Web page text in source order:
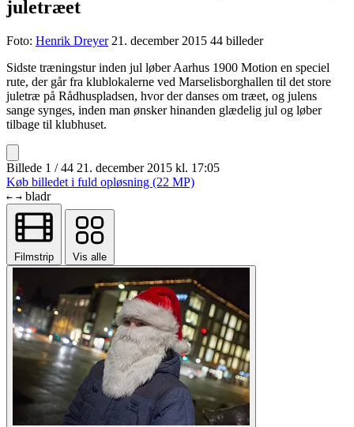
juletræet
Foto: Henrik Dreyer 21. december 2015 44 billeder
Sidste træningstur inden jul løber Aarhus 1900 Motion en speciel
rute, der går fra klublokalerne ved Marselisborghallen til det store
juletræ på Rådhuspladsen, hvor der danses om træet, og julens
sange synges, inden man ønsker hinanden glædelig jul og løber
tilbage til klubhuset.
Billede 1 / 44 21. december 2015 kl. 17:05
Køb billedet i fuld opløsning (22 MP)
← → bladr
Filmstrip Vis alle